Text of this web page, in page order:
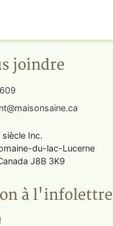
joindre
Inc.
du-lac-Lucerne
J8B 3K9
à l'infolettre